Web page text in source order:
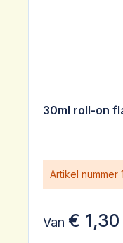
30ml roll-on
Artikel nummer
Van € 1,30